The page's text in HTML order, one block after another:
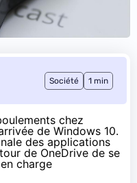
Société 1 min
chez
de Windows 10.
des applications
tour de OneDrive de se
charge